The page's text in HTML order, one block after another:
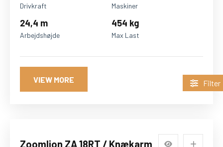
Filter
Drivkraft Maskiner
24,4 m
Arbejdshøjde
454 kg
Max Last
VIEW MORE
Zoomlion ZA 18RT / Knækarm